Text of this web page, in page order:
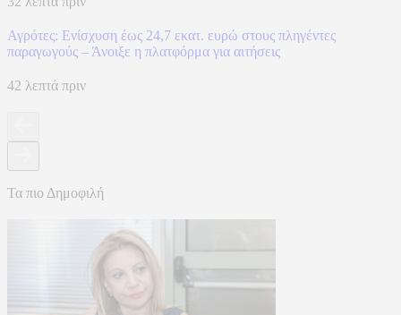
Αγρότες: Ενίσχυση έως 24,7 εκατ. ευρώ στους πληγέντες
παραγωγούς – Άνοιξε η πλατφόρμα για αιτήσεις
42 λεπτά πριν
Τα πιο Δημοφιλή